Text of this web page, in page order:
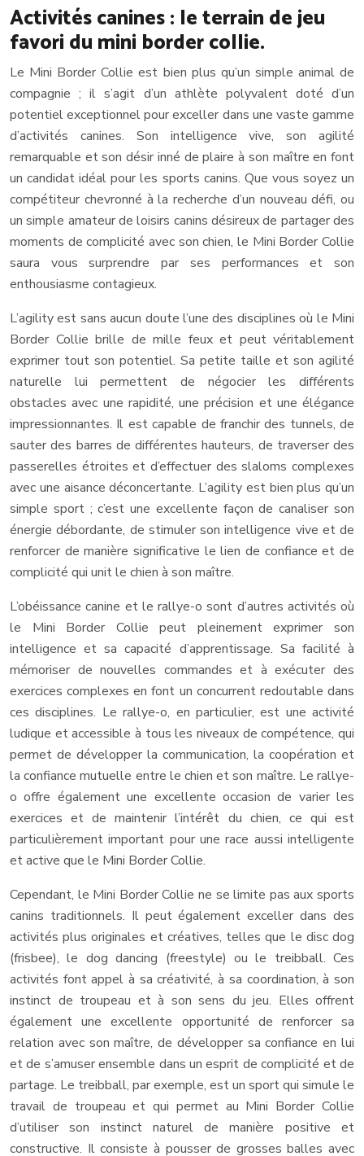
Activités canines : le terrain de jeu
favori du mini border collie.
Le Mini Border Collie est bien plus qu’un simple animal de
compagnie ; il s’agit d’un athlète polyvalent doté d’un
potentiel exceptionnel pour exceller dans une vaste gamme
d’activités canines. Son intelligence vive, son agilité
remarquable et son désir inné de plaire à son maître en font
un candidat idéal pour les sports canins. Que vous soyez un
compétiteur chevronné à la recherche d’un nouveau défi, ou
un simple amateur de loisirs canins désireux de partager des
moments de complicité avec son chien, le Mini Border Collie
saura vous surprendre par ses performances et son
enthousiasme contagieux.
L’agility est sans aucun doute l’une des disciplines où le Mini
Border Collie brille de mille feux et peut véritablement
exprimer tout son potentiel. Sa petite taille et son agilité
naturelle lui permettent de négocier les différents
obstacles avec une rapidité, une précision et une élégance
impressionnantes. Il est capable de franchir des tunnels, de
sauter des barres de différentes hauteurs, de traverser des
passerelles étroites et d’effectuer des slaloms complexes
avec une aisance déconcertante. L’agility est bien plus qu’un
simple sport ; c’est une excellente façon de canaliser son
énergie débordante, de stimuler son intelligence vive et de
renforcer de manière significative le lien de confiance et de
complicité qui unit le chien à son maître.
L’obéissance canine et le rallye-o sont d’autres activités où
le Mini Border Collie peut pleinement exprimer son
intelligence et sa capacité d’apprentissage. Sa facilité à
mémoriser de nouvelles commandes et à exécuter des
exercices complexes en font un concurrent redoutable dans
ces disciplines. Le rallye-o, en particulier, est une activité
ludique et accessible à tous les niveaux de compétence, qui
permet de développer la communication, la coopération et
la confiance mutuelle entre le chien et son maître. Le rallye-
o offre également une excellente occasion de varier les
exercices et de maintenir l’intérêt du chien, ce qui est
particulièrement important pour une race aussi intelligente
et active que le Mini Border Collie.
Cependant, le Mini Border Collie ne se limite pas aux sports
canins traditionnels. Il peut également exceller dans des
activités plus originales et créatives, telles que le disc dog
(frisbee), le dog dancing (freestyle) ou le treibball. Ces
activités font appel à sa créativité, à sa coordination, à son
instinct de troupeau et à son sens du jeu. Elles offrent
également une excellente opportunité de renforcer sa
relation avec son maître, de développer sa confiance en lui
et de s’amuser ensemble dans un esprit de complicité et de
partage. Le treibball, par exemple, est un sport qui simule le
travail de troupeau et qui permet au Mini Border Collie
d’utiliser son instinct naturel de manière positive et
constructive. Il consiste à pousser de grosses balles avec